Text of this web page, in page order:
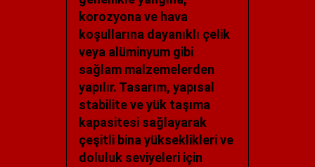
korozyona ve hava
koşullarına dayanıklı çelik
veya alüminyum gibi
sağlam malzemelerden
yapılır. Tasarım, yapısal
stabilite ve yük taşıma
kapasitesi sağlayarak
çeşitli bina yükseklikleri ve
doluluk seviyeleri için